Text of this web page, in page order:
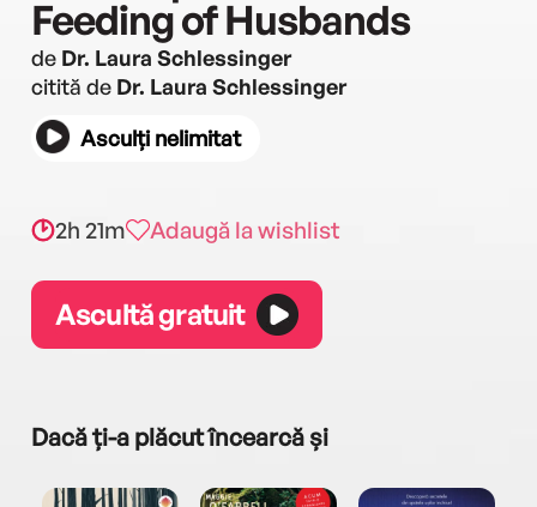
Feeding of Husbands
de Dr. Laura Schlessinger
citită de Dr. Laura Schlessinger
Asculți nelimitat
2h 21m Adaugă la wishlist
Ascultă gratuit
Dacă ți-a plăcut încearcă și